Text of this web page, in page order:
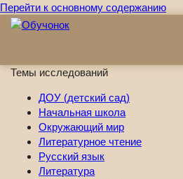
Перейти к основному содержанию
Темы исследований
ДОУ (детский сад)
Начальная школа
Окружающий мир
Литературное чтение
Русский язык
Литература